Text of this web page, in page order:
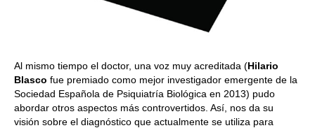
Al mismo tiempo el doctor, una voz muy acreditada (Hilario
Blasco fue premiado como mejor investigador emergente de la
Sociedad Española de Psiquiatría Biológica en 2013) pudo
abordar otros aspectos más controvertidos. Así, nos da su
visión sobre el diagnóstico que actualmente se utiliza para